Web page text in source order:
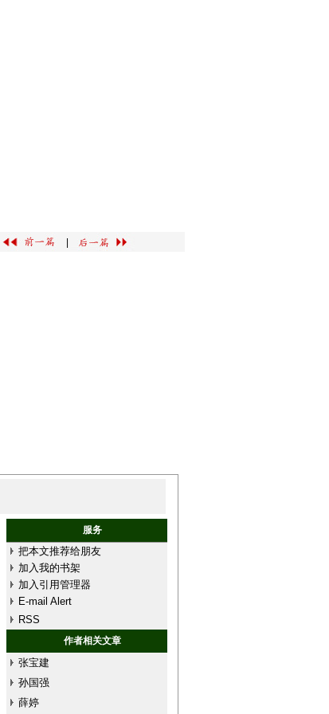
服务
把本文推荐给朋友
加入我的书架
加入引用管理器
E-mail Alert
RSS
作者相关文章
张宝建
孙国强
薛婷